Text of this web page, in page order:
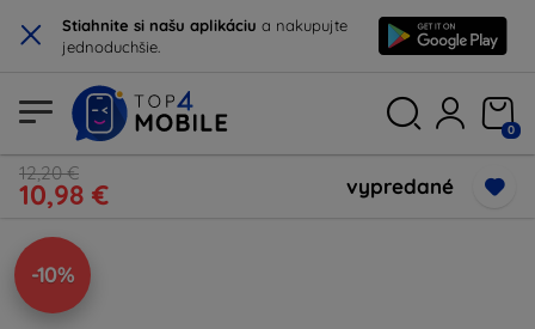
× Stiahnite si našu aplikáciu a nakupujte
jednoduchšie.
0
12,20 €
10,98 € vypredané
-10%